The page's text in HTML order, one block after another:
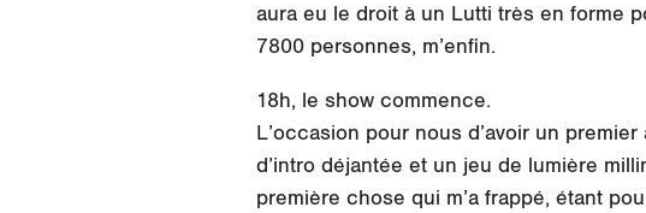
aura eu le droit à un Lutti très en forme
7800 personnes, m’enfin.
18h, le show commence.
L’occasion pour nous d’avoir un
d’intro déjantée et un jeu de lumière
première chose qui m’a frappé, étant